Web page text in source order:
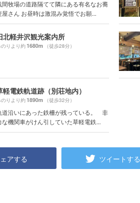
間牧場の道路隔てて隣にある有名なお蕎
屋さん お昼時は激混み覚悟でお願...
北軽井沢観光案内所
りより約1680m （徒歩28分）
軽電鉄軌道跡（別荘地内）
りより約1890m （徒歩32分）
道沿いにあった鉄柵が残っている。 非
な機関車がけん引していた草軽電鉄...
アする ツイートする